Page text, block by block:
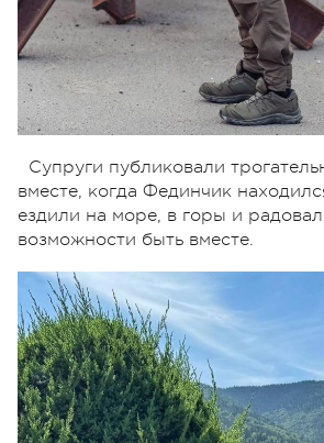
Супруги публиковали
вместе, когда Фединчик
ездили на море, в горы и
возможности быть вместе.